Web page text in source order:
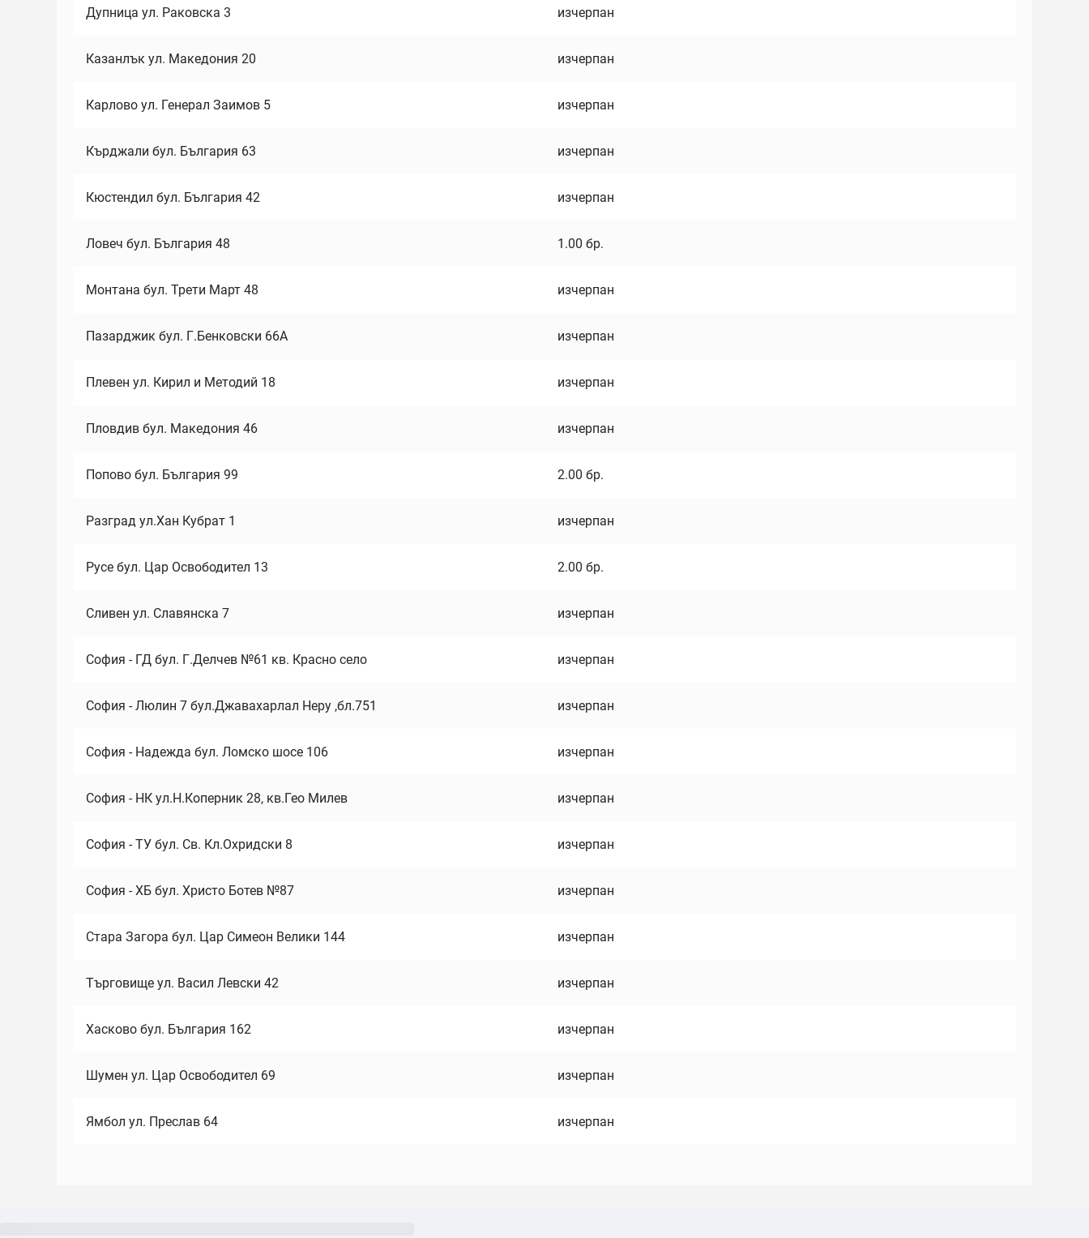
Дупница ул. Раковска 3 изчерпан
Казанлък ул. Македония 20 изчерпан
Карлово ул. Генерал Заимов 5 изчерпан
Кърджали бул. България 63 изчерпан
Кюстендил бул. България 42 изчерпан
Ловеч бул. България 48 1.00 бр.
Монтана бул. Трети Март 48 изчерпан
Пазарджик бул. Г.Бенковски 66А изчерпан
Плевен ул. Кирил и Методий 18 изчерпан
Пловдив бул. Македония 46 изчерпан
Попово бул. България 99 2.00 бр.
Разград ул.Хан Кубрат 1 изчерпан
Русе бул. Цар Освободител 13 2.00 бр.
Сливен ул. Славянска 7 изчерпан
София - ГД бул. Г.Делчев №61 кв. Красно село изчерпан
София - Люлин 7 бул.Джавахарлал Неру ,бл.751 изчерпан
София - Надежда бул. Ломско шосе 106 изчерпан
София - НК ул.Н.Коперник 28, кв.Гео Милев изчерпан
София - ТУ бул. Св. Кл.Охридски 8 изчерпан
София - ХБ бул. Христо Ботев №87 изчерпан
Стара Загора бул. Цар Симеон Велики 144 изчерпан
Търговище ул. Васил Левски 42 изчерпан
Хасково бул. България 162 изчерпан
Шумен ул. Цар Освободител 69 изчерпан
Ямбол ул. Преслав 64 изчерпан